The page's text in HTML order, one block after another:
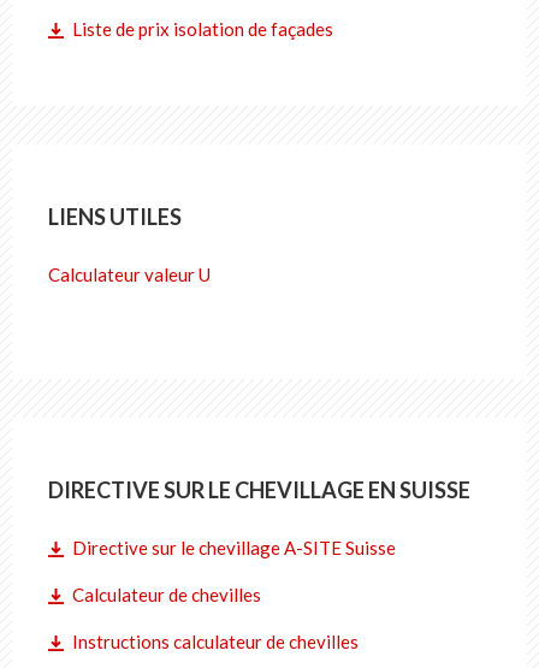
Liste de prix isolation de façades
LIENS UTILES
Calculateur valeur U
DIRECTIVE SUR LE CHEVILLAGE EN SUISSE
Directive sur le chevillage A-SITE Suisse
Calculateur de chevilles
Instructions calculateur de chevilles